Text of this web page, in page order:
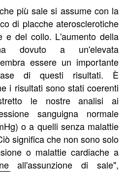
più sale si assume con la
di placche aterosclerotiche
e del collo. L'aumento della
dovuto a un'elevata
essere un importante
di questi risultati. È
i risultati sono stati coerenti
le nostre analisi ai
sanguigna normale
o a quelli senza malattie
significa che non sono solo
o malattie cardiache a
all'assunzione di sale",